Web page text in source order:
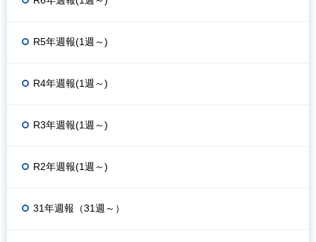
R5年週報(1週～)
R4年週報(1週～)
R3年週報(1週～)
R2年週報(1週～)
31年週報（31週～）